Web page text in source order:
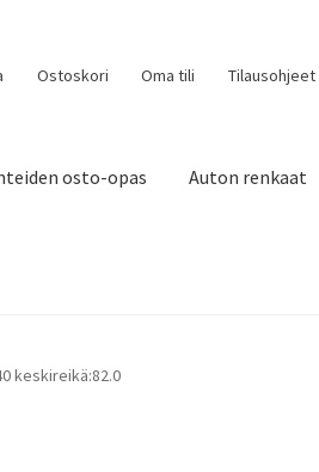
Ostoskori Oma tili Tilausohjeet
osto-opas Auton renkaat
keskireikä:82.0